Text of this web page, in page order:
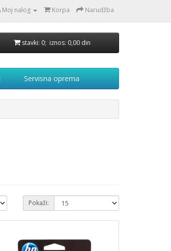
Moj nalog Korpa Narudžba
stavki: 0; iznos: 0,00 din
Servisna oprema
Pokaži: